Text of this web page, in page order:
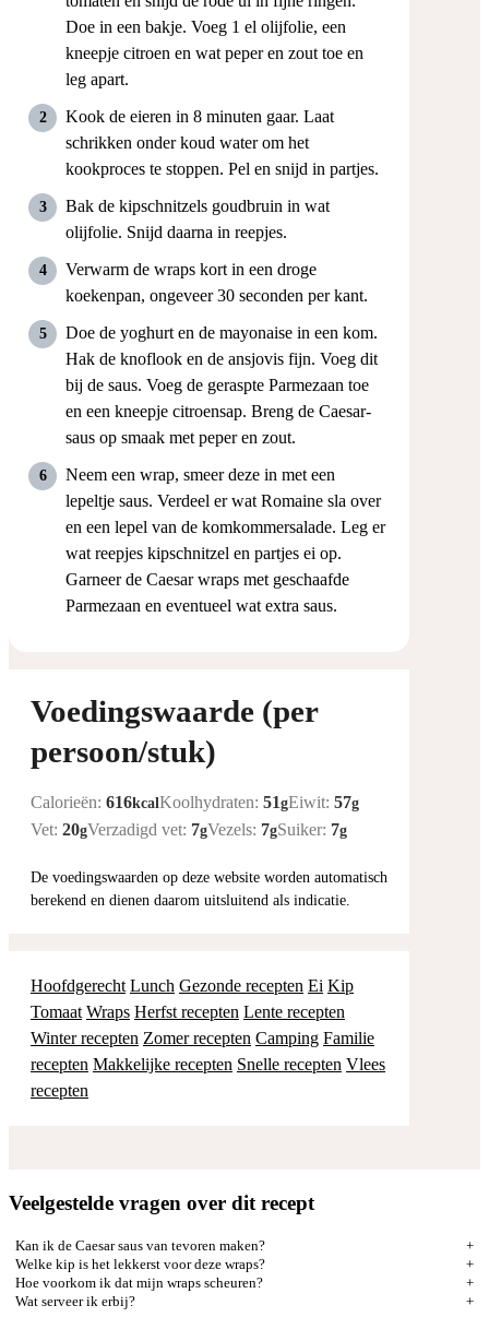
Doe in een bakje. Voeg 1 el olijfolie, een
kneepje citroen en wat peper en zout toe en
leg apart.
Kook de eieren in 8 minuten gaar. Laat
schrikken onder koud water om het
kookproces te stoppen. Pel en snijd in partjes.
Bak de kipschnitzels goudbruin in wat
olijfolie. Snijd daarna in reepjes.
Verwarm de wraps kort in een droge
koekenpan, ongeveer 30 seconden per kant.
Doe de yoghurt en de mayonaise in een kom.
Hak de knoflook en de ansjovis fijn. Voeg dit
bij de saus. Voeg de geraspte Parmezaan toe
en een kneepje citroensap. Breng de Caesar-
saus op smaak met peper en zout.
Neem een wrap, smeer deze in met een
lepeltje saus. Verdeel er wat Romaine sla over
en een lepel van de komkommersalade. Leg er
wat reepjes kipschnitzel en partjes ei op.
Garneer de Caesar wraps met geschaafde
Parmezaan en eventueel wat extra saus.
Voedingswaarde (per
persoon/stuk)
Calorieën: 616kcalKoolhydraten: 51gEiwit: 57g
Vet: 20gVerzadigd vet: 7gVezels: 7gSuiker: 7g
De voedingswaarden op deze website worden automatisch
berekend en dienen daarom uitsluitend als indicatie.
Hoofdgerecht Lunch Gezonde recepten Ei Kip
Tomaat Wraps Herfst recepten Lente recepten
Winter recepten Zomer recepten Camping Familie
recepten Makkelijke recepten Snelle recepten Vlees
recepten
Veelgestelde vragen over dit recept
Kan ik de Caesar saus van tevoren maken?
Welke kip is het lekkerst voor deze wraps?
Hoe voorkom ik dat mijn wraps scheuren?
Wat serveer ik erbij?